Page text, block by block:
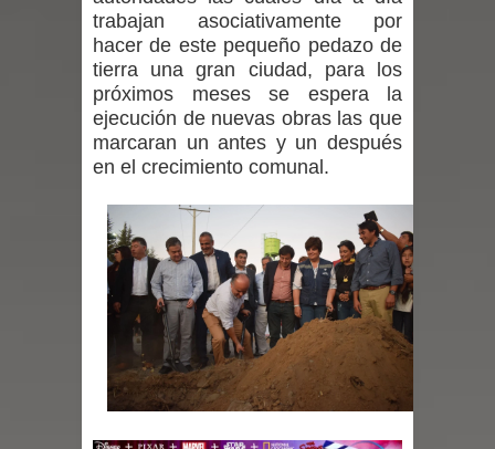
ministra de Salud por dejar fuera a
Linares: “No dará la cara”
Seremi de Desarrollo Social y Familia
mantiene despliegue para apoyar a
niños y adolescentes durante la
emergencia.
Del anime al K-pop: especialistas U.
de Chile analizan el creciente interés
por las culturas japonesa y coreana
Renuncia del seremi Minvu en el
trabajan asociativamente por
hacer de este pequeño pedazo de
tierra una gran ciudad, para los
próximos meses se espera la
ejecución de nuevas obras las que
marcaran un antes y un después
en el crecimiento comunal.